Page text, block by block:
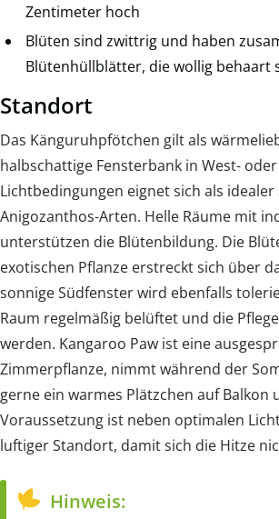
Zentimeter hoch
Blüten sind zwittrig und haben
Blütenhüllblätter, die wollig behaart
Standort
Das Känguruhpfötchen gilt als
halbschattige Fensterbank in West-
Lichtbedingungen eignet sich als
Anigozanthos-Arten. Helle Räume mit
unterstützen die Blütenbildung. Die
exotischen Pflanze erstreckt sich über
sonnige Südfenster wird ebenfalls
Raum regelmäßig belüftet und die
werden. Kangaroo Paw ist eine
Zimmerpflanze, nimmt während der
gerne ein warmes Plätzchen auf Balkon
Voraussetzung ist neben optimalen
luftiger Standort, damit sich die Hitze
Hinweis: